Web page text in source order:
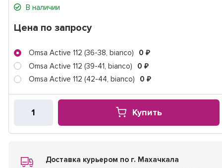
В наличии
Цена по запросу
Omsa Active 112 (36-38, bianco) 0 ₽
Omsa Active 112 (39-41, bianco) 0 ₽
Omsa Active 112 (42-44, bianco) 0 ₽
Купить
Доставка курьером по г. Махачкала